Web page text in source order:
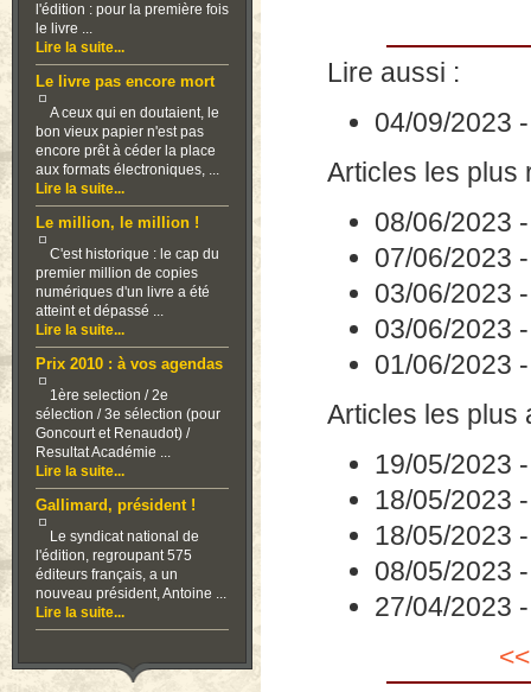
l'édition : pour la première fois
le livre ...
Lire la suite...
Le livre pas encore mort
A ceux qui en doutaient, le
bon vieux papier n'est pas
encore prêt à céder la place
aux formats électroniques, ...
Lire la suite...
Le million, le million !
C'est historique : le cap du
premier million de copies
numériques d'un livre a été
atteint et dépassé ...
Lire la suite...
Prix 2010 : à vos agendas
1ère selection / 2e
sélection / 3e sélection (pour
Goncourt et Renaudot) /
Resultat Académie ...
Lire la suite...
Gallimard, président !
Le syndicat national de
l'édition, regroupant 575
éditeurs français, a un
nouveau président, Antoine ...
Lire la suite...
Lire aussi :
04/09/2023
Articles les plus
08/06/2023
07/06/2023
03/06/2023
03/06/2023
01/06/2023
Articles les plus
19/05/2023
18/05/2023
18/05/2023
08/05/2023
27/04/2023